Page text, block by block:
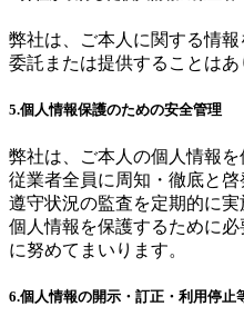
弊社は、ご本人に関する情
委託または提供することはあ
5.個人情報保護のための安全管理
弊社は、ご本人の個人情報を
従業者全員に周知・徹底と
遵守状況の監査を定期的に
個人情報を保護するために
に努めてまいります。
6.個人情報の開示・訂正・利用停止